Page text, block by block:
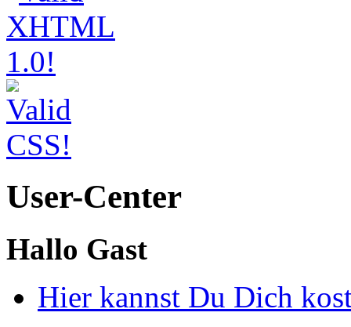
User-Center
Hallo Gast
Hier kannst Du Dich